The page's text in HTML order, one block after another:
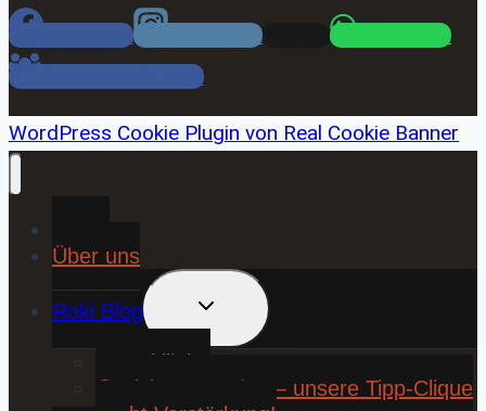
Facebook Instagram
WhatsApp
Facebook Gruppe
WordPress Cookie Plugin von Real Cookie Banner
Über uns
Roki Blog
UNTERMENÜ
UMSCHALTEN
❤️ Rokiliebe
⚽ KickStart 25/26 – unsere Tipp-Clique